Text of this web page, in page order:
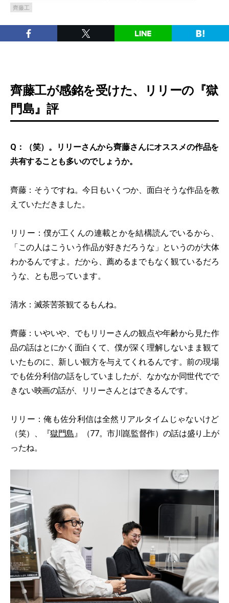
齊藤工
齊藤工が感銘を受けた、リリーの『獄
門島』評
Q：（笑）。リリーさんから齊藤さんにオススメの作品を
共有することも多いのでしょうか。
齊藤：そうですね。今日もいくつか、面白そうな作品を教
えていただきました。
リリー：僕が工くんの連載とかを結構読んでいるから、
「この人はこういう作品が好きだろうな」というのが大体
わかるんですよ。だから、薦めるまでもなく観ているだろ
うな、とも思っています。
清水：滅茶苦茶観てるもんね。
齊藤：いやいや、でもリリーさんの観点や年齢から見た作
品の話はとにかく面白くて、僕が深く理解しないまま観て
いたものに、新しい観方を与えてくれるんです。前の現場
でも佐分利信の話をしていましたが、なかなか同世代でで
きない映画の話が、リリーさんとはできるんです。
リリー：俺も佐分利信は全然リアルタイムじゃないけど
（笑）、『獄門島』（77。市川崑監督作）の話は盛り上が
ったね。